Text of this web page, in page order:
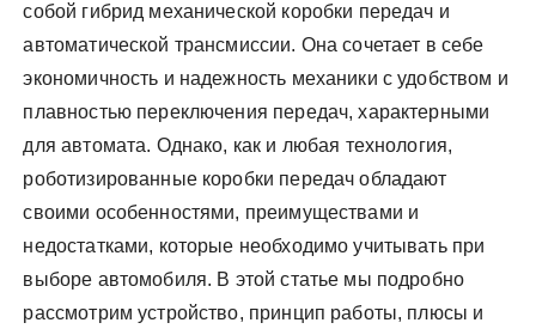
собой гибрид механической коробки передач и
автоматической трансмиссии. Она сочетает в себе
экономичность и надежность механики с удобством и
плавностью переключения передач, характерными
для автомата. Однако, как и любая технология,
роботизированные коробки передач обладают
своими особенностями, преимуществами и
недостатками, которые необходимо учитывать при
выборе автомобиля. В этой статье мы подробно
рассмотрим устройство, принцип работы, плюсы и